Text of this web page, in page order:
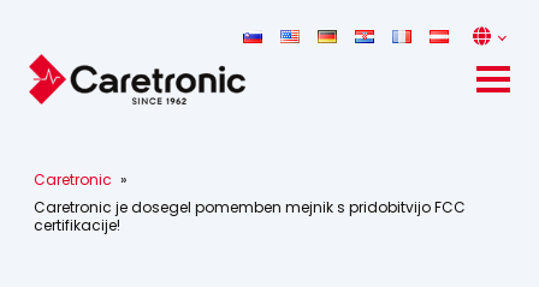
Caretronic »
Caretronic je dosegel pomemben mejnik s pridobitvijo FCC
certifikacije!